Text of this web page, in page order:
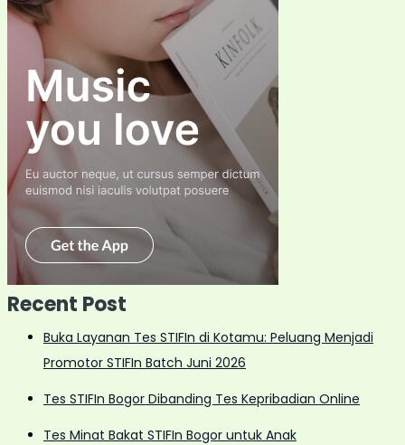
Recent Post
Buka Layanan Tes STIFIn di Kotamu: Peluang Menjadi
Promotor STIFIn Batch Juni 2026
Tes STIFIn Bogor Dibanding Tes Kepribadian Online
Tes Minat Bakat STIFIn Bogor untuk Anak